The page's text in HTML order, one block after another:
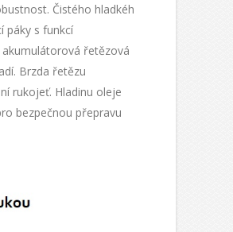
Čistého hladkéh
páky s funkcí
řetězová
Brzda řetězu
rukojeť. Hladinu oleje
bezpečnou přepravu